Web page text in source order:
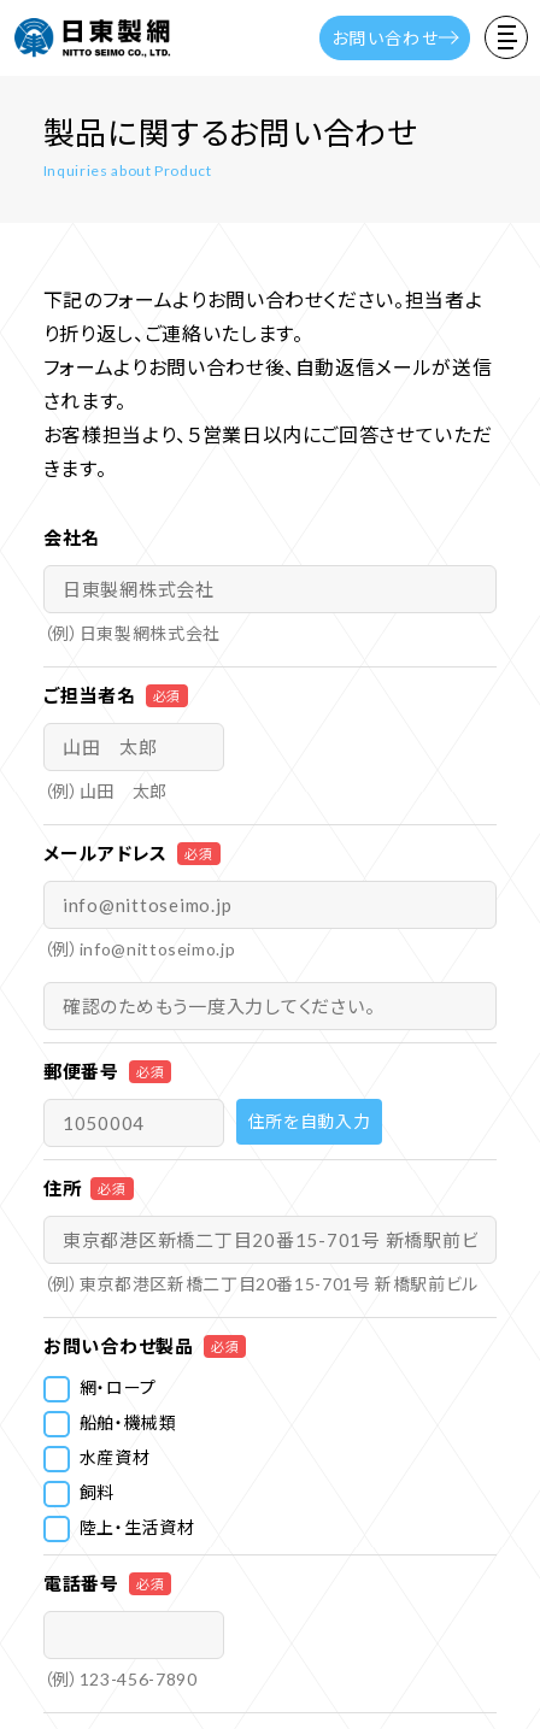
お問い合わせ
製品に関するお問い合わせ
Inquiries about Product
下記のフォームよりお問い合わせください。担当者よ
り折り返し、ご連絡いたします。
フォームよりお問い合わせ後、自動返信メールが送信
されます。
お客様担当より、５営業日以内にご回答させていただ
きます。
会社名
（例）日東製網株式会社
ご担当者名 必須
（例）山田 太郎
メールアドレス 必須
（例）info@nittoseimo.jp
郵便番号 必須
住所を自動入力
住所 必須
（例）東京都港区新橋二丁目20番15-701号 新橋駅前ビル
お問い合わせ製品 必須
網・ロープ
船舶・機械類
水産資材
飼料
陸上・生活資材
電話番号 必須
（例）123-456-7890